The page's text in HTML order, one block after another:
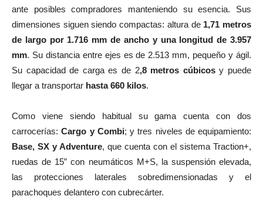
ante posibles compradores manteniendo su esencia. Sus
dimensiones siguen siendo compactas: altura de 1,71 metros
de largo por 1.716 mm de ancho y una longitud de 3.957
mm. Su distancia entre ejes es de 2.513 mm, pequeño y ágil.
Su capacidad de carga es de 2,8 metros cúbicosy puede
llegar a transportar hasta 660 kilos.
Como viene siendo habitual su gama cuenta con dos
carrocerías:Cargo y Combi; y tres niveles de equipamiento:
Base, SX y Adventure, que cuenta con el sistema Traction+,
ruedas de 15” con neumáticos M+S, la suspensión elevada,
las protecciones laterales sobredimensionadas y el
parachoques delantero con cubrecárter.